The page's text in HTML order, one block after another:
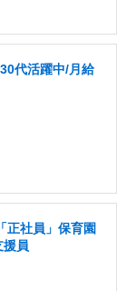
代活躍中/月給
正社員」保育園
援員